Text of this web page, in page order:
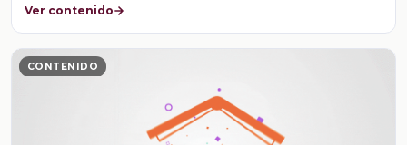
Ver contenido
CONTENIDO